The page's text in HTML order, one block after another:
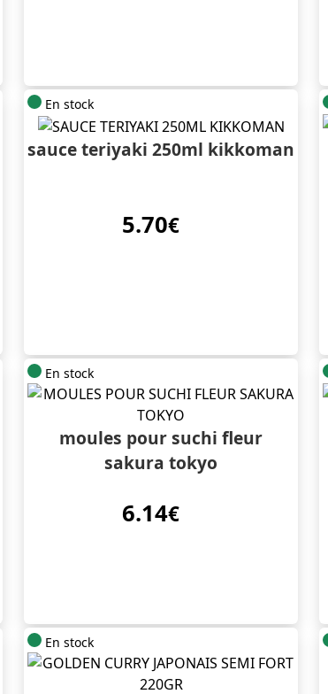
En stock
sauce teriyaki 250ml kikkoman
5.70€
En stock
moules pour suchi fleur
sakura tokyo
6.14€
En stock